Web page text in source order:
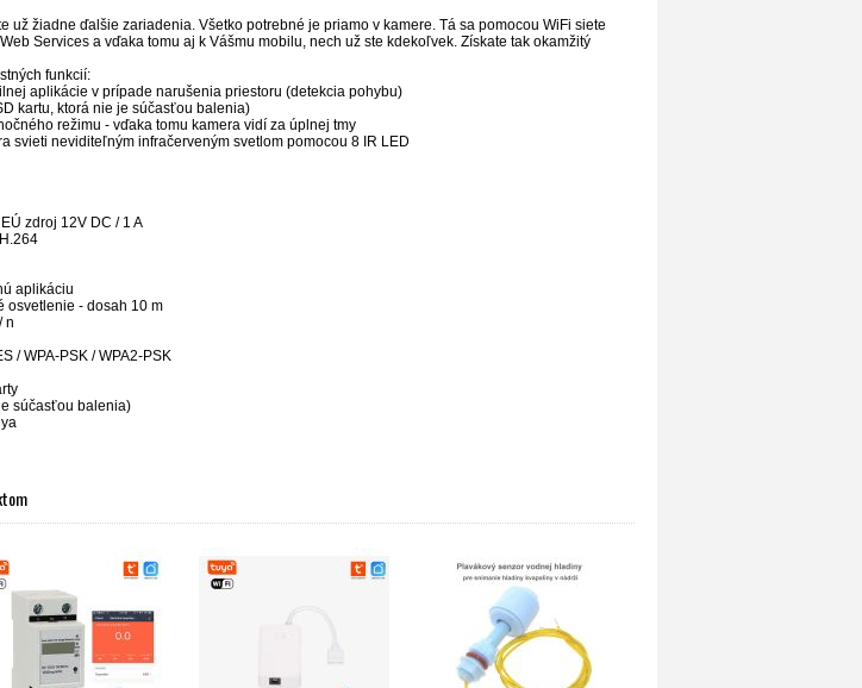
už žiadne ďalšie zariadenia. Všetko potrebné je priamo v kamere. Tá sa pomocou WiFi siete
Services a vďaka tomu aj k Vášmu mobilu, nech už ste kdekoľvek. Získate tak okamžitý
funkcií:
aplikácie v prípade narušenia priestoru (detekcia pohybu)
kartu, ktorá nie je súčasťou balenia)
režimu - vďaka tomu kamera vidí za úplnej tmy
svieti neviditeľným infračerveným svetlom pomocou 8 IR LED
zdroj 12V DC / 1 A
aplikáciu
osvetlenie - dosah 10 m
n
/ WPA-PSK / WPA2-PSK
súčasťou balenia)